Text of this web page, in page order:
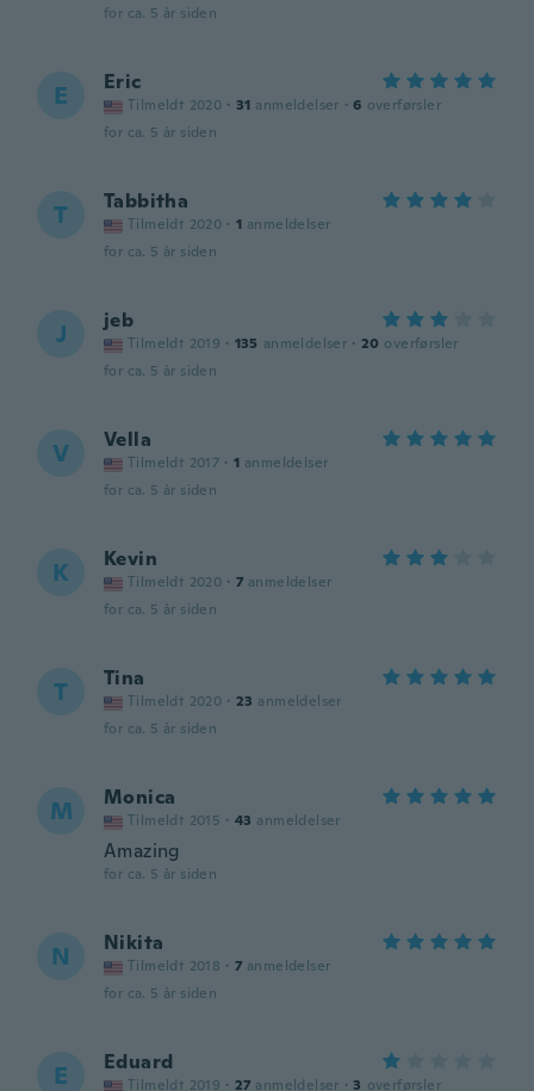
for ca. 5 år siden
E Eric
Tilmeldt 2020 · 31 anmeldelser · 6 overførsler
for ca. 5 år siden
T Tabbitha
Tilmeldt 2020 · 1 anmeldelser
for ca. 5 år siden
J jeb
Tilmeldt 2019 · 135 anmeldelser · 20 overførsler
for ca. 5 år siden
V Vella
Tilmeldt 2017 · 1 anmeldelser
for ca. 5 år siden
K Kevin
Tilmeldt 2020 · 7 anmeldelser
for ca. 5 år siden
T Tina
Tilmeldt 2020 · 23 anmeldelser
for ca. 5 år siden
M Monica
Tilmeldt 2015 · 43 anmeldelser
Amazing
for ca. 5 år siden
N Nikita
Tilmeldt 2018 · 7 anmeldelser
for ca. 5 år siden
E Eduard
Tilmeldt 2019 · 27 anmeldelser · 3 overførsler